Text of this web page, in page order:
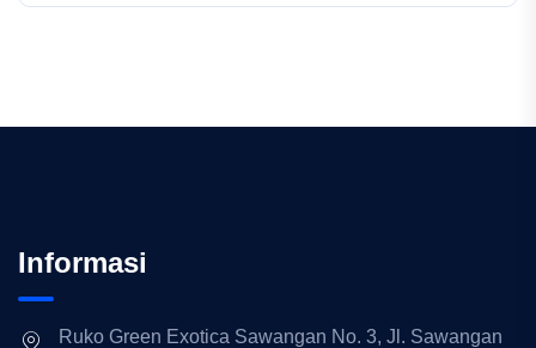
Informasi
Ruko Green Exotica Sawangan No. 3, Jl. Sawangan